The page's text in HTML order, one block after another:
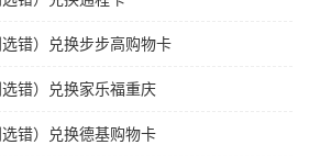
错）兑换步步高购物卡
错）兑换家乐福重庆
错）兑换德基购物卡